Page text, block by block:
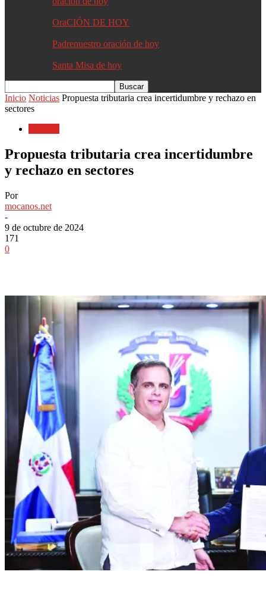
OraCIÓN DE HOY
Padrenuestro oración de hoy
Santa Misa de hoy
Inicio Noticias Propuesta tributaria crea incertidumbre y rechazo en
sectores
Propuesta tributaria crea incertidumbre
y rechazo en sectores
Por
mocanos.net
-
9 de octubre de 2024
171
0